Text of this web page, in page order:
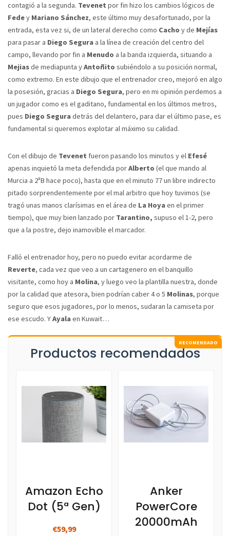
contagió a la segunda. Tevenet por fin hizo los cambios lógicos de
Fedey Mariano Sánchez, este último muy desafortunado, por la
entrada, esta vez si, de un lateral derecho como Cacho y de Mejías
para pasar a Diego Segura a la línea de creación del centro del
campo, llevando por fin a Menudo a la banda izquierda, situando a
Mejiasde mediapunta yAntoñito subiéndolo a su posición normal,
como extremo. En este dibujo que el entrenador creo, mejoró en algo
la posesión, gracias a Diego Segura, pero en mi opinión perdemos a
un jugador como es el gaditano, fundamental en los últimos metros,
pues Diego Seguradetrás del delantero, para dar el último pase, es
fundamental si queremos explotar al máximo su calidad.
Con el dibujo de Tevenet fueron pasando los minutos y el Efesé
apenas inquietó la meta defendida porAlberto (el que mando al
Murcia a 2ªB hace poco), hasta que en el minuto 77 un libre indirecto
pitado sorprendentemente por el mal arbitro que hoy tuvimos (se
tragó unas manos clarísimas en el área de La Hoyaen el primer
tiempo), que muy bien lanzado por Tarantino, supuso el 1-2, pero
que a la postre, dejo inamovible el marcador.
Falló el entrenador hoy, pero no puedo evitar acordarme de
Reverte, cada vez que veo a un cartagenero en el banquillo
visitante, como hoy a Molina, y luego veo la plantilla nuestra, donde
por la calidad que atesora, bien podrían caber 4 o 5 Molinas, porque
seguro que esos jugadores, por lo menos, sudaran la camiseta por
ese escudo. YAyalaen Kuwait…
Productos recomendados
Amazon Echo
Dot (5ª Gen)
€59,99
Anker
PowerCore
20000mAh